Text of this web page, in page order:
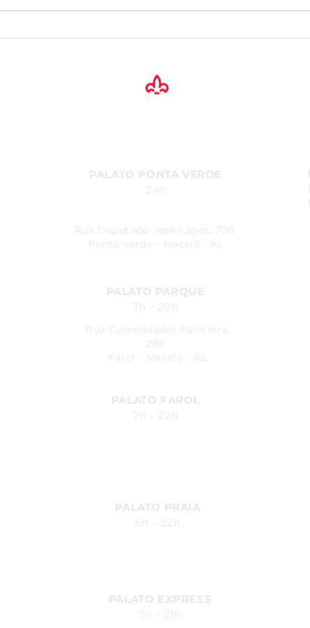
PALATO PONTA VERDE
24h
Rua Deputado José Lages, 700
Ponta Verde - Maceió - AL
PALATO PARQUE
7h - 20h
Rua Comendador Palmeira,
286
Farol - Maceió - AL
PALATO FAROL
7h - 22h
PALATO PRAIA
6h - 22h
PALATO EXPRESS
7h - 21h